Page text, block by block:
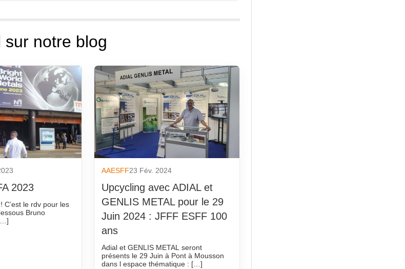
notre blog
2023
C’est le rdv pour les
Bruno
AAESFF23 Fév. 2024
Upcycling avec ADIAL et
GENLIS METAL pour le 29
Juin 2024 : JFFF ESFF 100
ans
Adial et GENLIS METAL seront
présents le 29 Juin à Pont à Mousson
dans l espace thématique : […]